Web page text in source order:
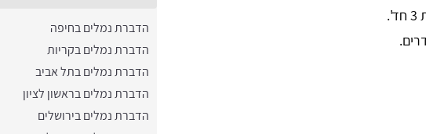
הדברת נמלים בחיפה
הדברת נמלים בקריות
הדברת נמלים בתל אביב
הדברת נמלים בראשון לציון
הדברת נמלים בירושלים